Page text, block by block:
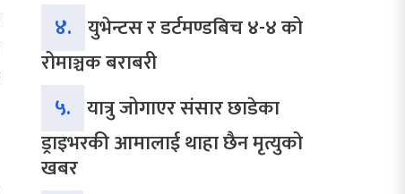
४. युभेन्टस र डर्टमण्डबिच ४-४ को
रोमाञ्चक बराबरी
५. यात्रु जोगाएर संसार छाडेका
ड्राइभरकी आमालाई थाहा छैन मृत्युको
खबर